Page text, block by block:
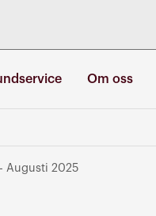
Om oss
Augusti 2025